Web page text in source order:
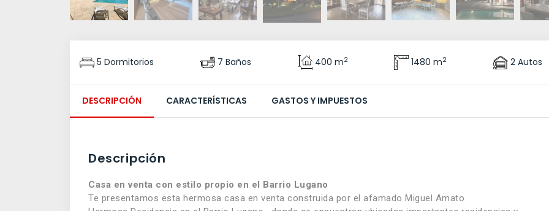
5 Dormitorios 7 Baños 400 m2 1480 m2 2 Autos
DESCRIPCIÓN CARACTERÍSTICAS GASTOS Y IMPUESTOS
Descripción
Casa en venta con estilo propio en el Barrio Lugano
Te presentamos esta hermosa casa en venta construida por el afamado Miguel Amato